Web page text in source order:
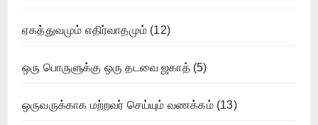
ஏகத்துவமும் எதிர்வாதமும் (12)
ஒரு பொருளுக்கு ஒரு தடவை ஜகாத்(5)
ஒருவருக்காக மற்றவர் செய்யும் வணக்கம்(13)